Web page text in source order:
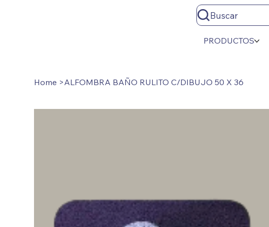
Buscar
PRODUCTOS
Home >ALFOMBRA BAÑO RULITO C/DIBUJO 50 X 36